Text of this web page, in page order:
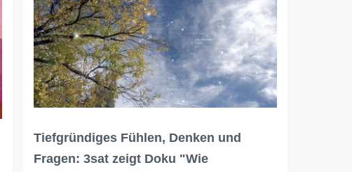
Tiefgründiges Fühlen, Denken und
Fragen: 3sat zeigt Doku "Wie